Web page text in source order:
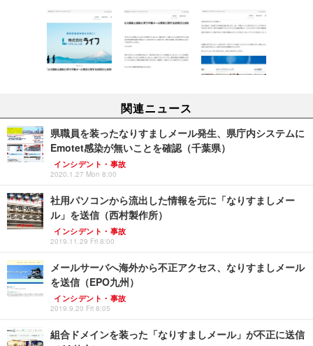
関連ニュース
県職員を装ったなりすましメール発生、県庁内システムに
Emotet感染が無いことを確認（千葉県）
インシデント・事故
2020.1.27 Mon 8:00
社用パソコンから流出した情報を元に「なりすましメー
ル」を送信（西村製作所）
インシデント・事故
2019.11.29 Fri 8:00
メールサーバへ海外から不正アクセス、なりすましメール
を送信（EPO九州）
インシデント・事故
2019.9.20 Fri 8:05
組合ドメインを装った「なりすましメール」が不正に送信